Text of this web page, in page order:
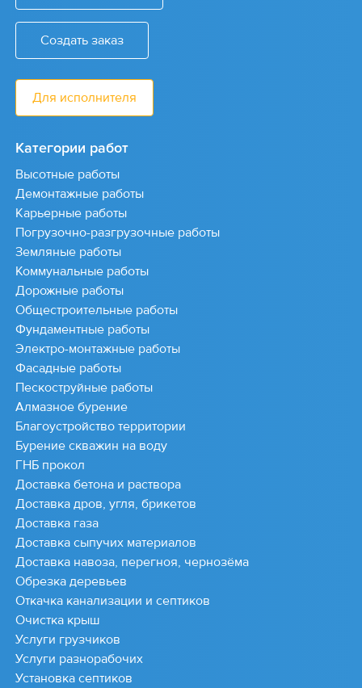
Создать заказ
Для исполнителя
Категории работ
Высотные работы
Демонтажные работы
Карьерные работы
Погрузочно-разгрузочные работы
Земляные работы
Коммунальные работы
Дорожные работы
Общестроительные работы
Фундаментные работы
Электро-монтажные работы
Фасадные работы
Пескоструйные работы
Алмазное бурение
Благоустройство территории
Бурение скважин на воду
ГНБ прокол
Доставка бетона и раствора
Доставка дров, угля, брикетов
Доставка газа
Доставка сыпучих материалов
Доставка навоза, перегноя, чернозёма
Обрезка деревьев
Откачка канализации и септиков
Очистка крыш
Услуги грузчиков
Услуги разнорабочих
Установка септиков